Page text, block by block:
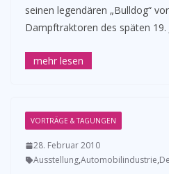
seinen legendären „Bulldog“
Dampftraktoren des späten 19.
VORTRÄGE & TAGUNGEN
28. Februar 2010
Ausstellung,Automobilindustrie,